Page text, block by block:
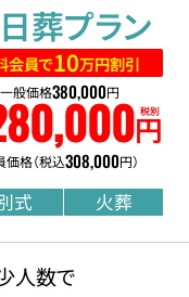
葬プラン
会員で10万円割引
一般価格380,000円
,000円
税別
価格（税込308,000円）
式 火葬
人数で